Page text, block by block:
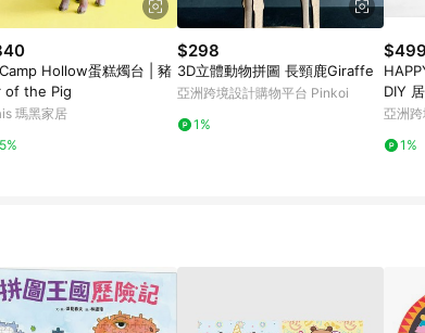
Hollow蛋糕燭台 | 豬
of the Pig
瑪黑家居
$298
3D立體動物拼圖 長頸鹿Giraffe
亞洲跨境設計購物平台 Pinkoi
1%
$499
DIY
亞洲
1%